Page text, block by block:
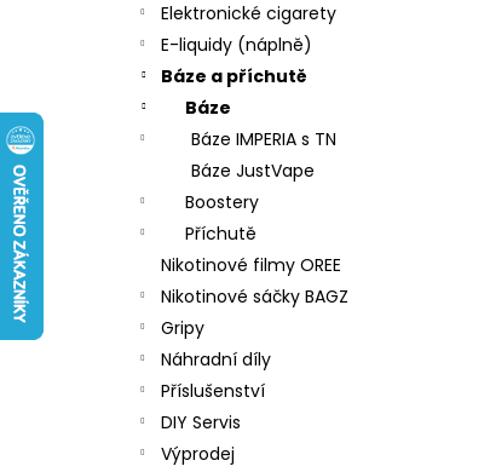
Elektronické cigarety
E-liquidy (náplně)
Báze a příchutě
Báze
Báze IMPERIA s TN
Báze JustVape
Boostery
Příchutě
Nikotinové filmy OREE
Nikotinové sáčky BAGZ
Gripy
Náhradní díly
Příslušenství
DIY Servis
Výprodej
LIQUID ARAMAX 4PACK CIGAR
TOBACCO 4X10ML-18MG
558 Kč